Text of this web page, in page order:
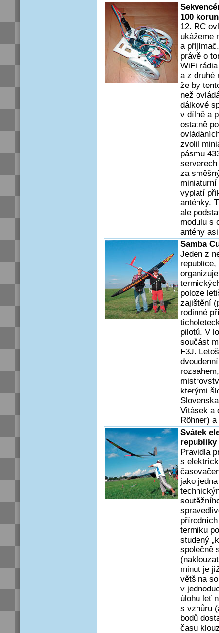
100
12. RC
ukážeme
a
právě o
WiFi
a z druhé
že by
než
dálkové
v dílně a
ostatně
zvolil
pásmu
za
vyplatí
anténky.
ale
modulu s
antény
Samba
Jeden z
republice,
poloze
zajištění
rodinné
pilotů. V
součást
F3J.
kterými
Vitásek a
Röhner)
Svátek
republiky
Pravidla
s
jako
termiku
studený
společně
minut je
většina
v
úlohu leť
s vzhůru
bodů
času